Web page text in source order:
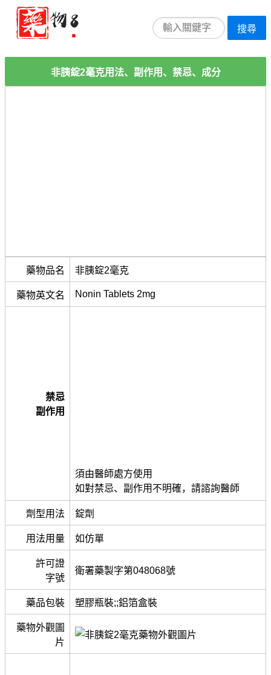
搜尋
非胰錠2毫克用法、副作用、禁忌、成分
藥物品名 非胰錠2毫克
藥物英文名 Nonin Tablets 2mg
禁忌
副作用
須由醫師處方使用
如對禁忌、副作用不明確，請諮詢醫師
劑型用法 錠劑
用法用量 如仿單
許可證
字號
衛署藥製字第048068號
藥品包裝 塑膠瓶裝;;鋁箔盒裝
藥物外觀圖
片